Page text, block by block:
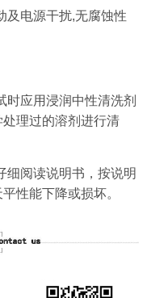
及电源干扰,无腐蚀性
时应用浸润中性清洗剂
理过的溶剂进行清
细阅读说明书，按说明
性能下降或损坏。